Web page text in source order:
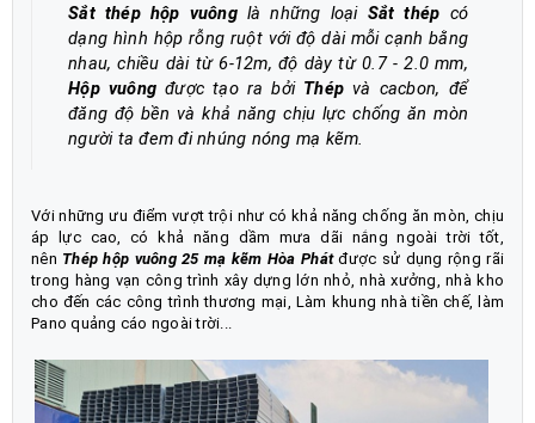
Sắt thép hộp vuông là những loại Sắt thép có
dạng hình hộp rỗng ruột với độ dài mỗi cạnh bằng
nhau, chiều dài từ 6-12m, độ dày từ 0.7 - 2.0 mm,
Hộp vuông được tạo ra bởi Thép và cacbon, để
đăng độ bền và khả năng chịu lực chống ăn mòn
người ta đem đi nhúng nóng mạ kẽm.
Với những ưu điểm vượt trội như có khả năng chống ăn mòn, chịu
áp lực cao, có khả năng dầm mưa dãi nắng ngoài trời tốt,
nên Thép hộp vuông 25 mạ kẽm Hòa Phátđược sử dụng rộng rãi
trong hàng vạn công trình xây dựng lớn nhỏ, nhà xưởng, nhà kho
cho đến các công trình thương mại, Làm khung nhà tiền chế, làm
Pano quảng cáo ngoài trời...